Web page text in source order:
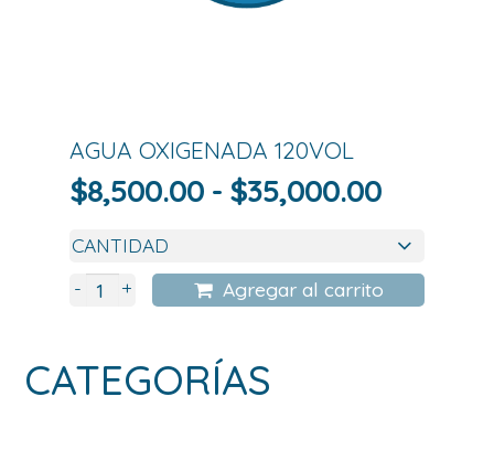
AGUA OXIGENADA 120VOL
$8,500.00 - $35,000.00Rango
precios:
desde
- + Agregar al carrito
CATEGORÍAS